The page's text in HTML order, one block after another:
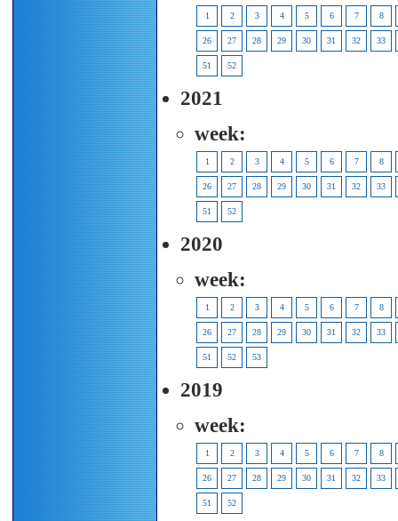
1 2 3 4 5 6 7 8
26 27 28 29 30 31 32 33
51 52
2021
week:
1 2 3 4 5 6 7 8
26 27 28 29 30 31 32 33
51 52
2020
week:
1 2 3 4 5 6 7 8
26 27 28 29 30 31 32 33
51 52 53
2019
week:
1 2 3 4 5 6 7 8
26 27 28 29 30 31 32 33
51 52